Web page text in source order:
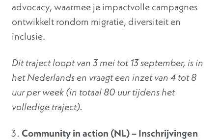
advocacy, waarmee je impactvolle campagnes
ontwikkelt rondom migratie, diversiteit en
inclusie.
Dit traject loopt van 3 mei tot 13 september, is in
het Nederlands en vraagt een inzet van 4 tot 8
uur per week (in totaal 80 uur tijdens het
volledige traject).
Community in action (NL) – Inschrijvingen